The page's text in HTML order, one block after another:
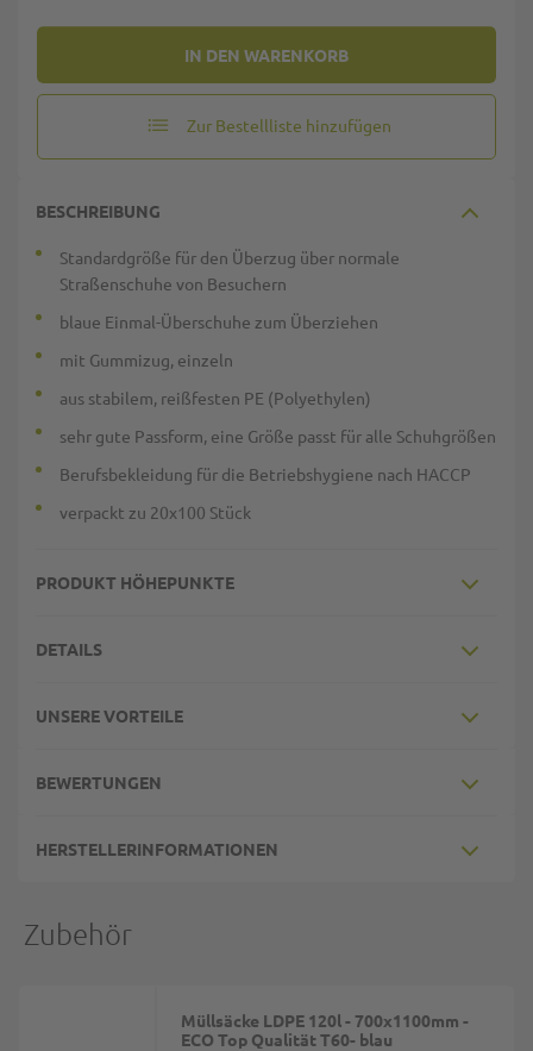
IN DEN WARENKORB
Zur Bestellliste hinzufügen
BESCHREIBUNG
Standardgröße für den Überzug über normale
Straßenschuhe von Besuchern
blaue Einmal-Überschuhe zum Überziehen
mit Gummizug, einzeln
aus stabilem, reißfesten PE (Polyethylen)
sehr gute Passform, eine Größe passt für alle Schuhgrößen
Berufsbekleidung für die Betriebshygiene nach HACCP
verpackt zu 20x100 Stück
PRODUKT HÖHEPUNKTE
DETAILS
UNSERE VORTEILE
BEWERTUNGEN
HERSTELLERINFORMATIONEN
Zubehör
Müllsäcke LDPE 120l - 700x1100mm -
ECO Top Qualität T60- blau